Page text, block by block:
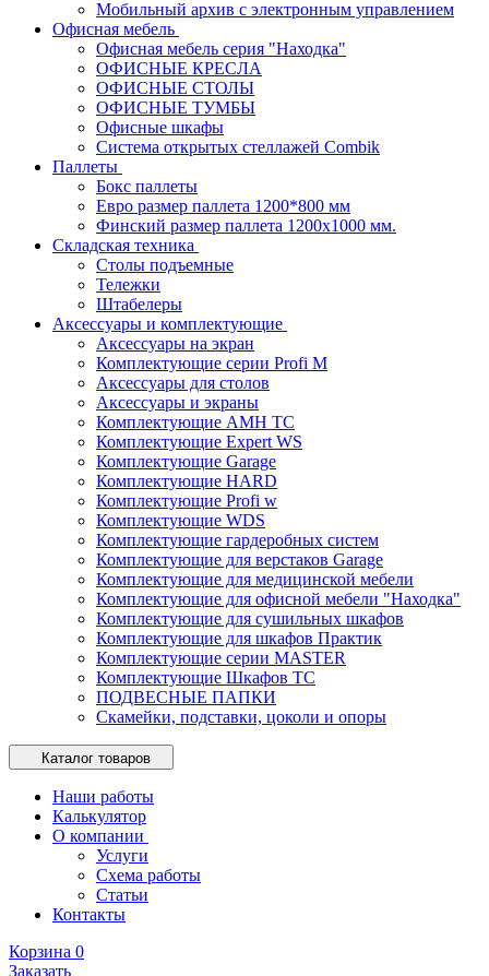
Мобильный архив с электронным управлением
Офисная мебель
Офисная мебель серия "Находка"
ОФИСНЫЕ КРЕСЛА
ОФИСНЫЕ СТОЛЫ
ОФИСНЫЕ ТУМБЫ
Офисные шкафы
Система открытых стеллажей Combik
Паллеты
Бокс паллеты
Евро размер паллета 1200*800 мм
Финский размер паллета 1200х1000 мм.
Складская техника
Столы подъемные
Тележки
Штабелеры
Аксессуары и комплектующие
Аксессуары на экран
Комплектующие серии Profi M
Аксессуары для столов
Аксессуары и экраны
Комплектующие AMH TC
Комплектующие Expert WS
Комплектующие Garage
Комплектующие HARD
Комплектующие Profi w
Комплектующие WDS
Комплектующие гардеробных систем
Комплектующие для верстаков Garage
Комплектующие для медицинской мебели
Комплектующие для офисной мебели "Находка"
Комплектующие для сушильных шкафов
Комплектующие для шкафов Практик
Комплектующие серии MASTER
Комплектующие Шкафов ТС
ПОДВЕСНЫЕ ПАПКИ
Скамейки, подставки, цоколи и опоры
Каталог товаров
Наши работы
Калькулятор
О компании
Услуги
Схема работы
Статьи
Контакты
Корзина 0
Заказать